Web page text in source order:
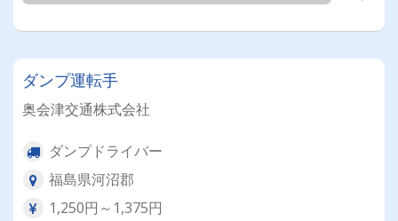
ダンプ運転手
奥会津交通株式会社
ダンプドライバー
福島県河沼郡
1,250円～1,375円